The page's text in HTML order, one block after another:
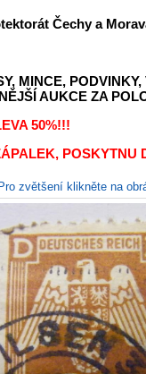
Čechy a
MINCE,
AUKCE ZA
50%!!!
POSKYTNU
Pro zvětšení klikněte na